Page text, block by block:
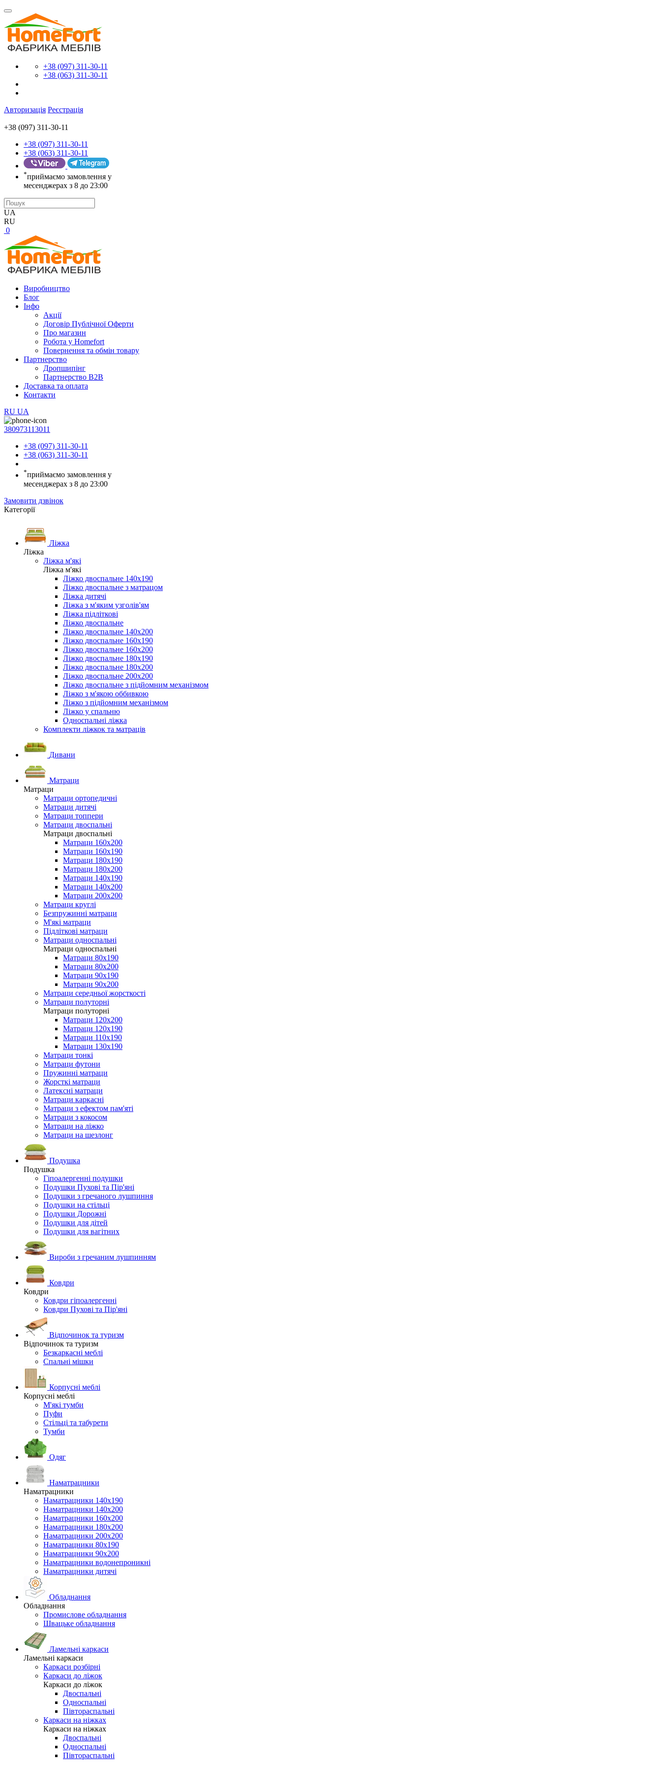
+38 (097) 311-30-11
+38 (063) 311-30-11
Авторизація Реєстрація
+38 (097) 311-30-11
+38 (097) 311-30-11
+38 (063) 311-30-11
*приймаємо замовлення у
месенджерах з 8 до 23:00
UA
RU
0
Виробництво
Блог
Інфо
Акції
Договір Публічної Оферти
Про магазин
Робота у Homefort
Повернення та обмін товару
Партнерство
Дропшипінг
Партнерство B2B
Доставка та оплата
Контакти
RU UA
380973113011
+38 (097) 311-30-11
+38 (063) 311-30-11
*приймаємо замовлення у
месенджерах з 8 до 23:00
Замовити дзвінок
Категорії
Ліжка
Ліжка
Ліжка м'які
Ліжка м'які
Ліжко двоспальне 140х190
Ліжко двоспальне з матрацом
Ліжка дитячі
Ліжка з м'яким узголів'ям
Ліжка підліткові
Ліжко двоспальне
Ліжко двоспальне 140х200
Ліжко двоспальне 160х190
Ліжко двоспальне 160х200
Ліжко двоспальне 180х190
Ліжко двоспальне 180х200
Ліжко двоспальне 200х200
Ліжко двоспальне з підйомним механізмом
Ліжко з м'якою оббивкою
Ліжко з підйомним механізмом
Ліжко у спальню
Односпальні ліжка
Комплекти ліжкок та матраців
Дивани
Матраци
Матраци
Матраци ортопедичні
Матраци дитячі
Матраци топпери
Матраци двоспальні
Матраци двоспальні
Матраци 160х200
Матраци 160х190
Матраци 180х190
Матраци 180х200
Матраци 140х190
Матраци 140х200
Матраци 200х200
Матраци круглі
Безпружинні матраци
М'які матраци
Підліткові матраци
Матраци односпальні
Матраци односпальні
Матраци 80х190
Матраци 80х200
Матраци 90х190
Матраци 90х200
Матраци середньої жорсткості
Матраци полуторні
Матраци полуторні
Матраци 120х200
Матраци 120х190
Матраци 110х190
Матраци 130х190
Матраци тонкі
Матраци футони
Пружинні матраци
Жорсткі матраци
Латексні матраци
Матраци каркасні
Матраци з ефектом пам'яті
Матраци з кокосом
Матраци на ліжко
Матраци на шезлонг
Подушка
Подушка
Гіпоалергенні подушки
Подушки Пухові та Пір'яні
Подушки з гречаного лушпиння
Подушки на стільці
Подушки Дорожні
Подушки для дітей
Подушки для вагітних
Вироби з гречаним лушпинням
Ковдри
Ковдри
Ковдри гіпоалергенні
Ковдри Пухові та Пір'яні
Відпочинок та туризм
Відпочинок та туризм
Безкаркасні меблі
Спальні мішки
Корпусні меблі
Корпусні меблі
М'які тумби
Пуфи
Стільці та табурети
Тумби
Одяг
Наматрацники
Наматрацники
Наматрацники 140х190
Наматрацники 140х200
Наматрацники 160х200
Наматрацники 180х200
Наматрацники 200х200
Наматрацники 80х190
Наматрацники 90х200
Наматрацники водонепроникні
Наматрацники дитячі
Обладнання
Обладнання
Промислове обладнання
Швацьке обладнання
Ламельні каркаси
Ламельні каркаси
Каркаси розбірні
Каркаси до ліжок
Каркаси до ліжок
Двоспальні
Односпальні
Півтораспальні
Каркаси на ніжках
Каркаси на ніжках
Двоспальні
Односпальні
Півтораспальні